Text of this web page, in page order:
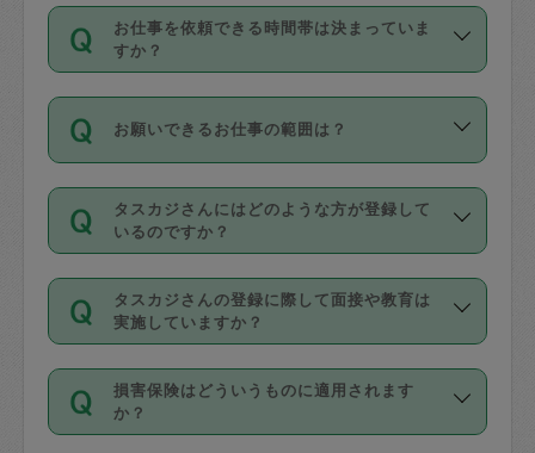
丈夫です。
デビットカード・プリペイドカード（Vプ
リカ、au WALLETなど）は支払にはご利
銀行振込や現金払いも対応していませ
なお、タスカジさんの交通費も、依頼料
金のご請求と合わせてお支払いとなりま
動計算で表示されます。
す。
定期の最低利用回数は設けていない代わ
りに、一定数を超えたキャンセルは有償
（例：毎週定期の場合は３回以上のキャ
ンセルが有償（1200円、隔週定期の場合
は２回以上のキャンセルが有償（1200
交通費は依頼料金とは別途発生し、依頼
料金のご請求と合わせてお支払いとなり
ます。交通費の金額は「依頼の詳細」に
お仕事を依頼できる時間帯は決まっていま
すか？
時間帯は3種類あります。いずれも１回あ
たり３時間です。
・ＡＭ ９時～１２時
・ＰＭ １３時～１６時
・夜 １８時～２１時
開始時間を２時間前後変更することが可
能です。依頼送信後、個別にタスカジさ
んにメッセージを送り調整してくださ
い。ただし、２時間を越えての調整はで
お願いできるお仕事の範囲は？
掃除、整理収納、洗濯、買い物、料理、
作り置きです。タスカジさんによってで
きる仕事の範囲が異なりますので、依頼
する前にタスカジさんのプロフィールで
確認してください。
基本的に、高所での作業や危険作業、屋
外での作業は対象外です。
タスカジさんにはどのような方が登録して
いるのですか？
主婦として長年の家事経験をお持ちの
方、栄養士・調理師といった資格者で保
育園や学校の給食やレストランで料理関
係の専門職に従事されていた方、日本で
すでにハウスキーパーや英語の先生とし
てお仕事をしているフィリピン出身の
タスカジさんの登録に際して面接や教育は
実施していますか？
応募の際に、各自事務局との面接と説明
を行っています。その後、身分証明書の
写真提出をしていただいています。外国
損害保険はどういうものに適用されます
か？